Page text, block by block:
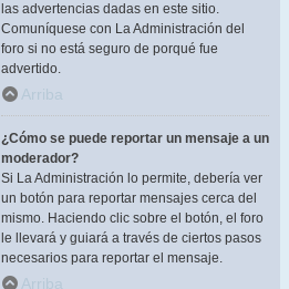
las advertencias dadas en este sitio.
Comuníquese con La Administración del
foro si no está seguro de porqué fue
advertido.
Arriba
¿Cómo se puede reportar un mensaje a un
moderador?
Si La Administración lo permite, debería ver
un botón para reportar mensajes cerca del
mismo. Haciendo clic sobre el botón, el foro
le llevará y guiará a través de ciertos pasos
necesarios para reportar el mensaje.
Arriba